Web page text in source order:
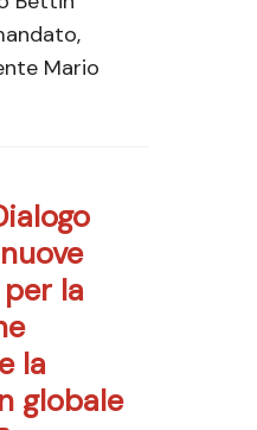
Mario
la
la
globale